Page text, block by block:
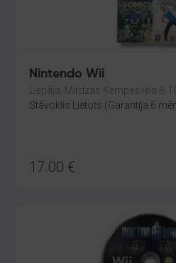
Nintendo Wii
Liepāja, Mirdzas Ķempes iela 8-
Stāvoklis Lietots (Garantija 6
17.00 €